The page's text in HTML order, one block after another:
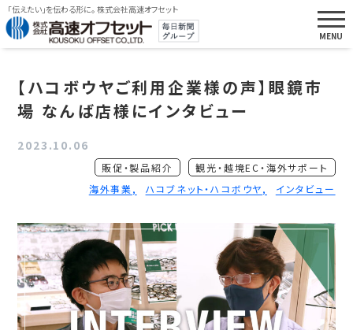
「伝えたい」を伝わる形に。 株式会社高速オフセット
【ハコボウヤご利用企業様の声】眼鏡市
場 なんば店様にインタビュー
2023.10.06
販促・製品紹介
観光・越境EC・海外サポート
海外事業
ハコブネット・ハコボウヤ インタビュー